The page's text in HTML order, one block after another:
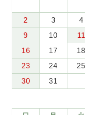
2
3 4
9
10 11
16
17 18
23
24 25
30
31